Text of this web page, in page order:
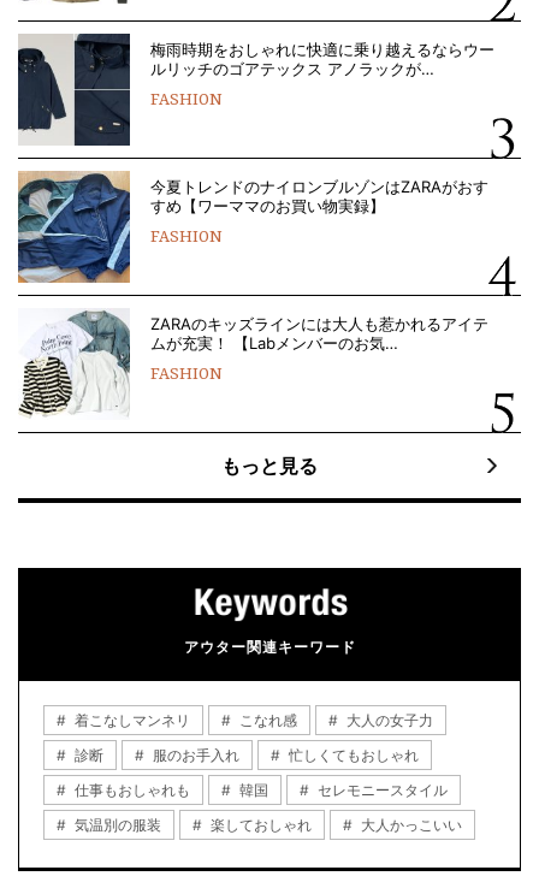
梅雨時期をおしゃれに快適に乗り越えるならウー
ルリッチのゴアテックス アノラックが…
FASHION
今夏トレンドのナイロンブルゾンはZARAがおす
すめ【ワーママのお買い物実録】
FASHION
ZARAのキッズラインには大人も惹かれるアイテ
ムが充実！ 【Labメンバーのお気…
FASHION
もっと見る
アウター関連キーワード
着こなしマンネリ こなれ感
大人の女子力
診断
服のお手入れ
忙しくてもおしゃれ
仕事もおしゃれも
韓国
セレモニースタイル
気温別の服装
楽しておしゃれ 大人かっこいい